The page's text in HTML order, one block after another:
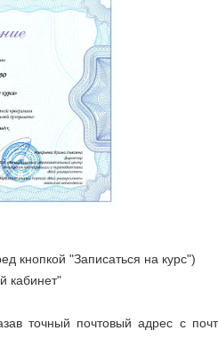
кнопкой "Записаться на курс")
кабинет"
точный почтовый адрес с